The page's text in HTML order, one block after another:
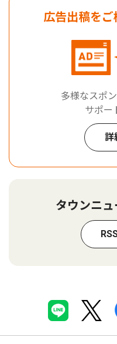
広告出稿を
多様なスポ
サポー
詳
タウンニ